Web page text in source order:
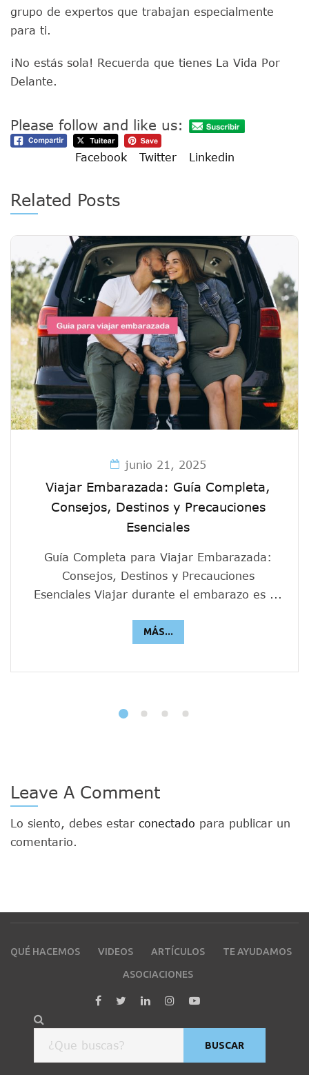
grupo de expertos que trabajan especialmente
para ti.
¡No estás sola! Recuerda que tienes La Vida Por
Delante.
Please follow and like us:
Facebook Twitter Linkedin
Related Posts
junio 21, 2025
Viajar Embarazada: Guía Completa,
Consejos, Destinos y Precauciones
Esenciales
Guía Completa para Viajar Embarazada:
Consejos, Destinos y Precauciones
Esenciales Viajar durante el embarazo es ...
MÁS...
Leave A Comment
Lo siento, debes estar conectado para publicar un
comentario.
QUÉ HACEMOS VIDEOS ARTÍCULOS TE AYUDAMOS
ASOCIACIONES
BUSCAR